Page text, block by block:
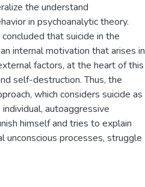
the understand
in psychoanalytic theory.
that suicide in the
internal motivation that arises in
factors, at the heart of this
self-destruction. Thus, the
which considers suicide as
autoaggressive
himself and tries to explain
unconscious processes, struggle